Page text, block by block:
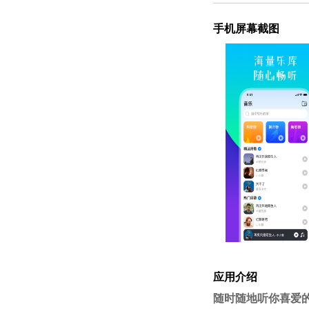
手机屏幕截图
应用介绍
随时随地听你喜爱